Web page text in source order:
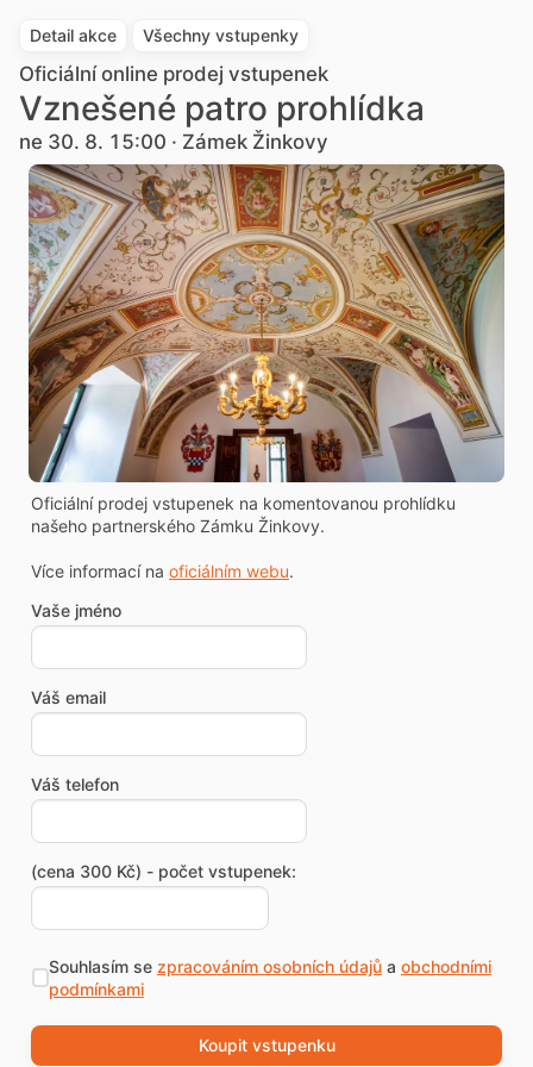
Detail akce Všechny vstupenky
Oficiální online prodej vstupenek
Vznešené patro prohlídka
ne 30. 8. 15:00 · Zámek Žinkovy
Oficiální prodej vstupenek na komentovanou prohlídku
našeho partnerského Zámku Žinkovy.
Více informací na oficiálním webu.
Vaše jméno
Váš email
Váš telefon
(cena 300 Kč) - počet vstupenek:
Souhlasím se zpracováním osobních údajůa obchodními
podmínkami
Koupit vstupenku